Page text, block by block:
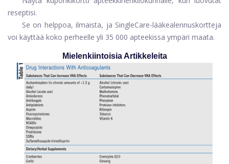
reseptisi.
Se on helppoa, ilmaista, ja SingleCare-lääkealennuskortteja
voi käyttää koko perheelle yli 35 000 apteekissa ympäri maata.
Mielenkiintoisia Artikkeleita